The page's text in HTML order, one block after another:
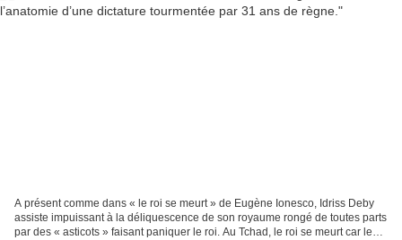
A présent comme dans « le roi se meurt » de Eugène Ionesco, Idriss Deby
assiste impuissant à la déliquescence de son royaume rongé de toutes parts
par des « asticots » faisant paniquer le roi. Au Tchad, le roi se meurt car le